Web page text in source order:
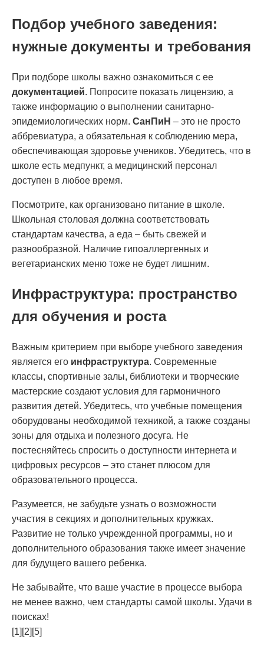
Подбор учебного заведения:
нужные документы и требования
При подборе школы важно ознакомиться с ее
документацией. Попросите показать лицензию, а
также информацию о выполнении санитарно-
эпидемиологических норм. СанПиН – это не просто
аббревиатура, а обязательная к соблюдению мера,
обеспечивающая здоровье учеников. Убедитесь, что в
школе есть медпункт, а медицинский персонал
доступен в любое время.
Посмотрите, как организовано питание в школе.
Школьная столовая должна соответствовать
стандартам качества, а еда – быть свежей и
разнообразной. Наличие гипоаллергенных и
вегетарианских меню тоже не будет лишним.
Инфраструктура: пространство
для обучения и роста
Важным критерием при выборе учебного заведения
является его инфраструктура. Современные
классы, спортивные залы, библиотеки и творческие
мастерские создают условия для гармоничного
развития детей. Убедитесь, что учебные помещения
оборудованы необходимой техникой, а также созданы
зоны для отдыха и полезного досуга. Не
постесняйтесь спросить о доступности интернета и
цифровых ресурсов – это станет плюсом для
образовательного процесса.
Разумеется, не забудьте узнать о возможности
участия в секциях и дополнительных кружках.
Развитие не только учрежденной программы, но и
дополнительного образования также имеет значение
для будущего вашего ребенка.
Не забывайте, что ваше участие в процессе выбора
не менее важно, чем стандарты самой школы. Удачи в
поисках!
[1][2][5]